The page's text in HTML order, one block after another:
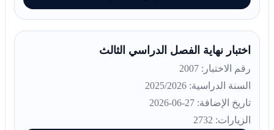
اختبار نهاية الفصل الدراسي الثالث
رقم الاختبار: 2007
السنة الدراسية: 2025/2026
تاريخ الإضافة: 27-06-2026
الزيارات: 2732